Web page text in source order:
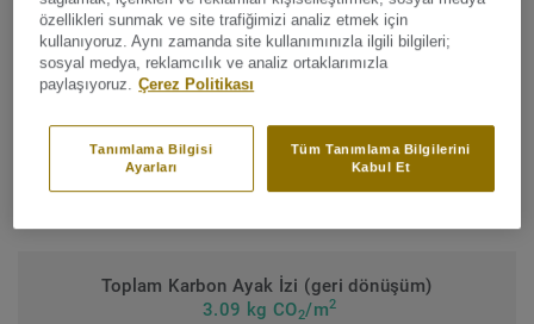
Bağlayıcı içerik:Tip 1
Ticari sınıflandırma:Ticari sınıflandırma
Endüstriyel sınıflandırma:43 Ağır
Yüzey koruması:Yeni iQ PUR
Toplam Karbon Ayak İzi (geri dönüşüm)
3.09 kg CO2/m2
özellikleri sunmak ve site trafiğimizi analiz etmek için
kullanıyoruz. Aynı zamanda site kullanımınızla ilgili bilgileri;
sosyal medya, reklamcılık ve analiz ortaklarımızla
paylaşıyoruz. Çerez Politikası
Tüm Tanımlama Bilgilerini
Kabul Et
Tanımlama Bilgisi
Ayarları